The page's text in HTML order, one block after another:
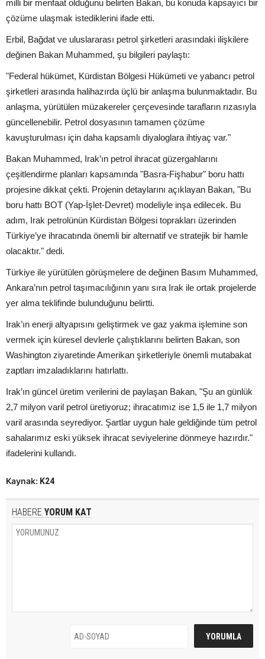
milli bir menfaat olduğunu belirten Bakan, bu konuda kapsayıcı bir
çözüme ulaşmak istediklerini ifade etti.
Erbil, Bağdat ve uluslararası petrol şirketleri arasındaki ilişkilere
değinen Bakan Muhammed, şu bilgileri paylaştı:
"Federal hükümet, Kürdistan Bölgesi Hükümeti ve yabancı petrol
şirketleri arasında halihazırda üçlü bir anlaşma bulunmaktadır. Bu
anlaşma, yürütülen müzakereler çerçevesinde tarafların rızasıyla
güncellenebilir. Petrol dosyasının tamamen çözüme
kavuşturulması için daha kapsamlı diyaloglara ihtiyaç var."
Bakan Muhammed, Irak’ın petrol ihracat güzergahlarını
çeşitlendirme planları kapsamında "Basra-Fişhabur" boru hattı
projesine dikkat çekti. Projenin detaylarını açıklayan Bakan, "Bu
boru hattı BOT (Yap-İşlet-Devret) modeliyle inşa edilecek. Bu
adım, Irak petrolünün Kürdistan Bölgesi toprakları üzerinden
Türkiye’ye ihracatında önemli bir alternatif ve stratejik bir hamle
olacaktır." dedi.
Türkiye ile yürütülen görüşmelere de değinen Basım Muhammed,
Ankara’nın petrol taşımacılığının yanı sıra Irak ile ortak projelerde
yer alma teklifinde bulunduğunu belirtti.
Irak’ın enerji altyapısını geliştirmek ve gaz yakma işlemine son
vermek için küresel devlerle çalıştıklarını belirten Bakan, son
Washington ziyaretinde Amerikan şirketleriyle önemli mutabakat
zaptları imzaladıklarını hatırlattı.
Irak’ın güncel üretim verilerini de paylaşan Bakan, "Şu an günlük
2,7 milyon varil petrol üretiyoruz; ihracatımız ise 1,5 ile 1,7 milyon
varil arasında seyrediyor. Şartlar uygun hale geldiğinde tüm petrol
sahalarımız eski yüksek ihracat seviyelerine dönmeye hazırdır."
ifadelerini kullandı.
Kaynak: K24
HABERE YORUM KAT